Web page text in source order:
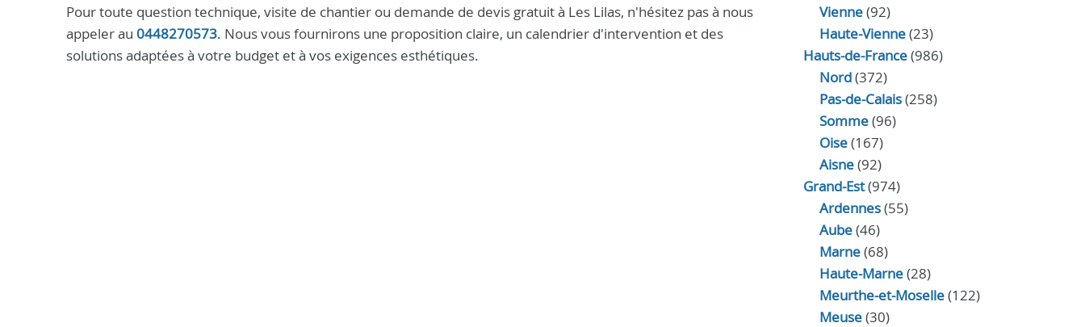
Pour toute question technique, visite de chantier ou demande de devis gratuit à Les Lilas, n'hésitez pas à nous
appeler au 0448270573. Nous vous fournirons une proposition claire, un calendrier d'intervention et des
solutions adaptées à votre budget et à vos exigences esthétiques.
Vienne(92)
Haute-Vienne(23)
Hauts-de-France(986)
Nord(372)
Pas-de-Calais(258)
Somme(96)
Oise(167)
Aisne(92)
Grand-Est(974)
Ardennes(55)
Aube(46)
Marne(68)
Haute-Marne(28)
Meurthe-et-Moselle(122)
Meuse(30)